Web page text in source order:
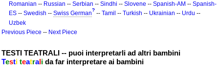
Romanian -- Russian -- Serbian -- Sindhi -- Slovene -- Spanish-AM -- Spanish-
ES -- Swedish -- Swiss German? -- Tamil -- Turkish -- Ukrainian -- Urdu --
Uzbek
Previous Piece -- Next Piece
TESTI TEATRALI -- puoi interpretarli ad altri bambini
Testi teatrali da far interpretare ai bambini